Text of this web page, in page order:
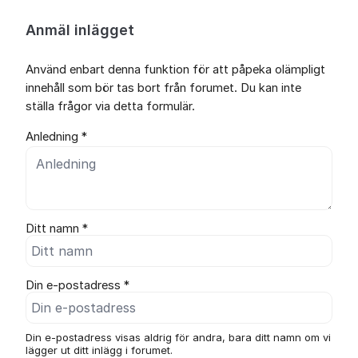
Anmäl inlägget
Använd enbart denna funktion för att påpeka olämpligt
innehåll som bör tas bort från forumet. Du kan inte
ställa frågor via detta formulär.
Anledning *
Ditt namn *
Din e-postadress *
Din e-postadress visas aldrig för andra, bara ditt namn om vi
lägger ut ditt inlägg i forumet.